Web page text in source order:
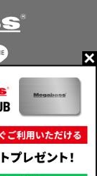
に基づく表示
対応